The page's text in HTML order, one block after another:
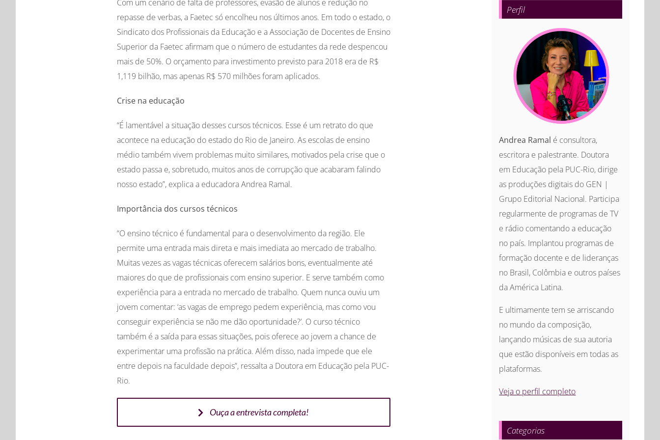
Com um cenário de falta de professores, evasão de alunos e redução no
repasse de verbas, a Faetec só encolheu nos últimos anos. Em todo o estado, o
Sindicato dos Profissionais da Educação e a Associação de Docentes de Ensino
Superior da Faetec afirmam que o número de estudantes da rede despencou
mais de 50%. O orçamento para investimento previsto para 2018 era de R$
1,119 bilhão, mas apenas R$ 570 milhões foram aplicados.
Crise na educação
“É lamentável a situação desses cursos técnicos. Esse é um retrato do que
acontece na educação do estado do Rio de Janeiro. As escolas de ensino
médio também vivem problemas muito similares, motivados pela crise que o
estado passa e, sobretudo, muitos anos de corrupção que acabaram falindo
nosso estado”, explica a educadora Andrea Ramal.
Importância dos cursos técnicos
“O ensino técnico é fundamental para o desenvolvimento da região. Ele
permite uma entrada mais direta e mais imediata ao mercado de trabalho.
Muitas vezes as vagas técnicas oferecem salários bons, eventualmente até
maiores do que de profissionais com ensino superior. E serve também como
experiência para a entrada no mercado de trabalho. Quem nunca ouviu um
jovem comentar: ‘as vagas de emprego pedem experiência, mas como vou
conseguir experiência se não me dão oportunidade?’. O curso técnico
também é a saída para essas situações, pois oferece ao jovem a chance de
experimentar uma profissão na prática. Além disso, nada impede que ele
entre depois na faculdade depois”, ressalta a Doutora em Educação pela PUC-
Rio.
Ouça a entrevista completa!
Perfil
Andrea Ramal é consultora,
escritora e palestrante. Doutora
em Educação pela PUC-Rio, dirige
as produções digitais do GEN |
Grupo Editorial Nacional. Participa
regularmente de programas de TV
e rádio comentando a educação
no país. Implantou programas de
formação docente e de lideranças
no Brasil, Colômbia e outros países
da América Latina.
E ultimamente tem se arriscando
no mundo da composição,
lançando músicas de sua autoria
que estão disponíveis em todas as
plataformas.
Veja o perfil completo
Categorias